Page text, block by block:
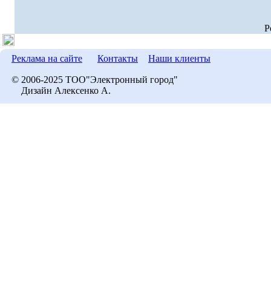
Реклама на сайте Контакты Наши клиенты
© 2006-2025 ТОО"Электронный город"
Дизайн Алексенко А.